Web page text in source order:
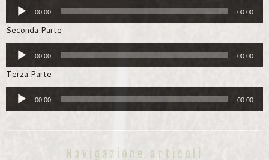
Audio
Player
00:00 00:00
Seconda Parte
Audio
Player
00:00 00:00
Terza Parte
Audio
Player
00:00 00:00
Navigazione articoli